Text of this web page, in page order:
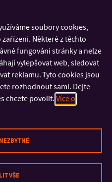
soubory cookies,
Některé z těchto
fungování stránky a nelze
vylepšovat web, sledovat
reklamu. Tyto cookies jsou
rozhodnout sami. Dejte
chcete povolit. Více o
VŠE